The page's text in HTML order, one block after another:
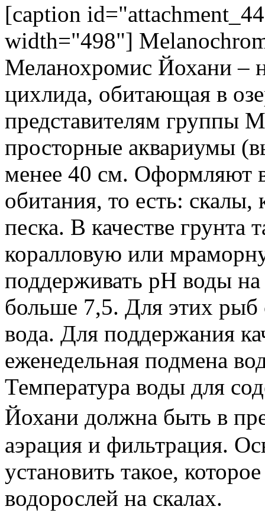
[caption
width="498"]
Меланохромис Йохани –
цихлида, обитающая в
представителям группы
просторные аквариумы
менее 40 см. Оформляют
обитания, то есть: скалы,
песка. В качестве грунта
коралловую или
поддерживать pH воды
больше 7,5. Для этих рыб
вода. Для поддержания
еженедельная подмена
Температура воды для
Йохани должна быть в
аэрация и фильтрация.
установить такое,
водорослей на скалах.